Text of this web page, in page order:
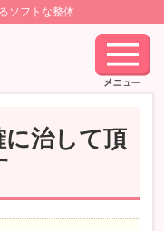
ソフトな整体
治して頂